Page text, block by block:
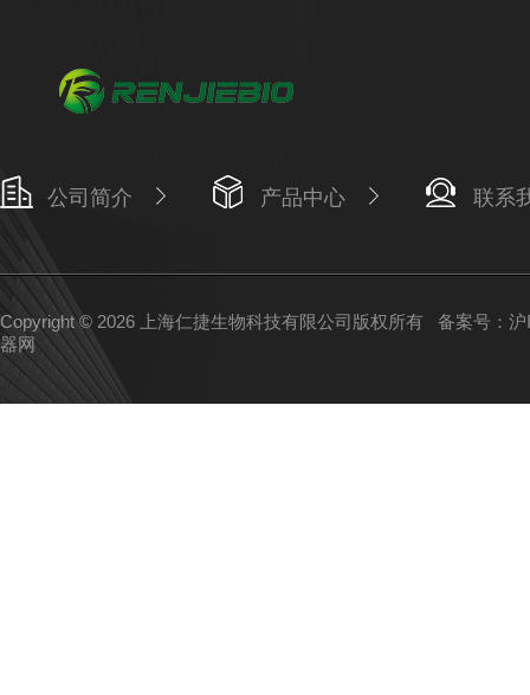
公司简介 产品中心 联系
Copyright © 2026 上海仁捷生物科技有限公司版权所有 备案号：
器网